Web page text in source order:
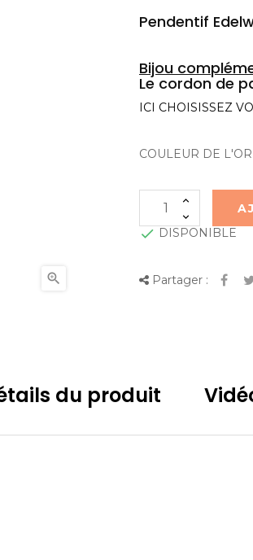

Pendentif
Bijou
Le cordon de
ICI CHOISISSEZ
COULEUR DE
 DISPONIBLE
Partager :
du produit